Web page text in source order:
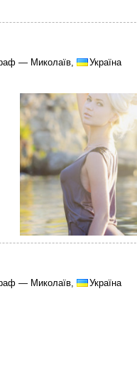
— Миколаїв, Україна
— Миколаїв, Україна